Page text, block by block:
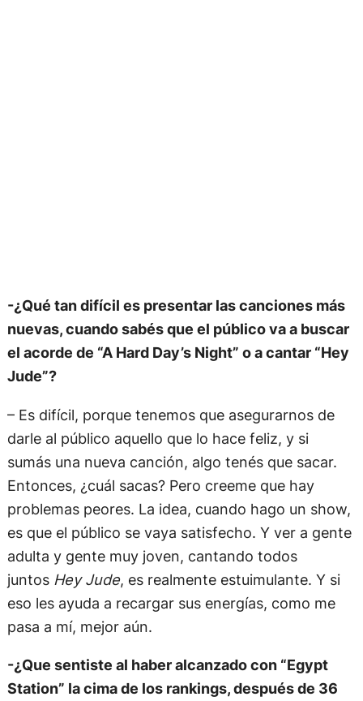
-¿Qué tan difícil es presentar las canciones más
nuevas, cuando sabés que el público va a buscar
el acorde de “A Hard Day’s Night” o a cantar “Hey
Jude”?
– Es difícil, porque tenemos que asegurarnos de
darle al público aquello que lo hace feliz, y si
sumás una nueva canción, algo tenés que sacar.
Entonces, ¿cuál sacas? Pero creeme que hay
problemas peores. La idea, cuando hago un show,
es que el público se vaya satisfecho. Y ver a gente
adulta y gente muy joven, cantando todos
juntosHey Jude, es realmente estuimulante. Y si
eso les ayuda a recargar sus energías, como me
pasa a mí, mejor aún.
-¿Que sentiste al haber alcanzado con “Egypt
Station” la cima de los rankings, después de 36